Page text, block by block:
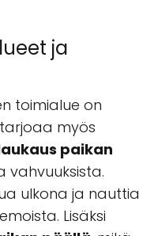
ja
toimialue on
myös
paikan
vahvuuksista.
ulkona ja nauttia
Lisäksi